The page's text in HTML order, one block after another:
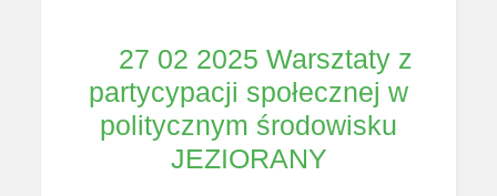
27 02 2025 Warsztaty z
partycypacji społecznej w
politycznym środowisku
JEZIORANY